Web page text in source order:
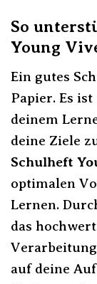
So
Young
Ein gutes
Papier. Es
deinem
deine Ziele
Schulheft
optimalen
Lernen.
das
auf deine